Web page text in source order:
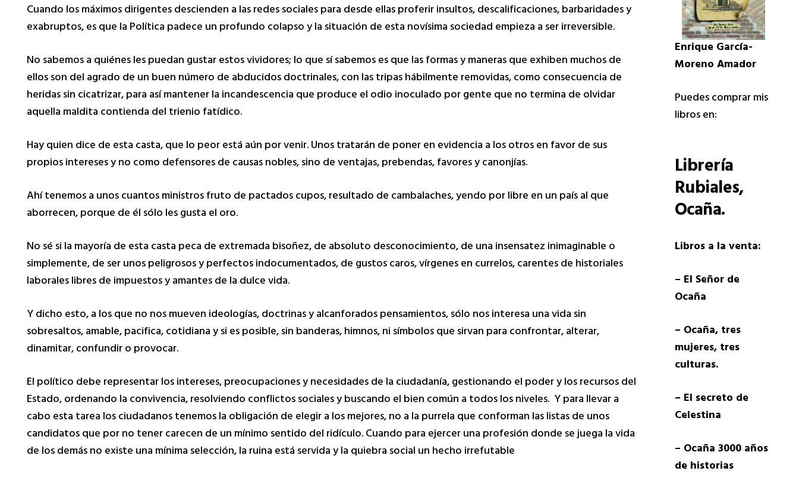
Cuando los máximos dirigentes descienden a las redes sociales para desde ellas proferir insultos, descalificaciones, barbaridades y
exabruptos, es que la Política padece un profundo colapso y la situación de esta novísima sociedad empieza a ser irreversible.
No sabemos a quiénes les puedan gustar estos vividores; lo que sí sabemos es que las formas y maneras que exhiben muchos de
ellos son del agrado de un buen número de abducidos doctrinales, con las tripas hábilmente removidas, como consecuencia de
heridas sin cicatrizar, para así mantener la incandescencia que produce el odio inoculado por gente que no termina de olvidar
aquella maldita contienda del trienio fatídico.
Hay quien dice de esta casta, que lo peor está aún por venir. Unos tratarán de poner en evidencia a los otros en favor de sus
propios intereses y no como defensores de causas nobles, sino de ventajas, prebendas, favores y canonjías.
Ahí tenemos a unos cuantos ministros fruto de pactados cupos, resultado de cambalaches, yendo por libre en un país al que
aborrecen, porque de él sólo les gusta el oro.
No sé si la mayoría de esta casta peca de extremada bisoñez, de absoluto desconocimiento, de una insensatez inimaginable o
simplemente, de ser unos peligrosos y perfectos indocumentados, de gustos caros, vírgenes en currelos, carentes de historiales
laborales libres de impuestos y amantes de la dulce vida.
Y dicho esto, a los que no nos mueven ideologías, doctrinas y alcanforados pensamientos, sólo nos interesa una vida sin
sobresaltos, amable, pacifica, cotidiana y si es posible, sin banderas, himnos, ni símbolos que sirvan para confrontar, alterar,
dinamitar, confundir o provocar.
El político debe representar los intereses, preocupaciones y necesidades de la ciudadanía, gestionando el poder y los recursos del
Estado, ordenando la convivencia, resolviendo conflictos sociales y buscando el bien común a todos los niveles. Y para llevar a
cabo esta tarea los ciudadanos tenemos la obligación de elegir a los mejores, no a la purrela que conforman las listas de unos
candidatos que por no tener carecen de un mínimo sentido del ridículo. Cuando para ejercer una profesión donde se juega la vida
de los demás no existe una mínima selección, la ruina está servida y la quiebra social un hecho irrefutable
Enrique García-
Moreno Amador
Puedes comprar mis
libros en:
Librería
Rubiales,
Ocaña.
Libros a la venta:
– El Señor de
Ocaña
– Ocaña, tres
mujeres, tres
culturas.
– El secreto de
Celestina
– Ocaña 3000 años
de historias